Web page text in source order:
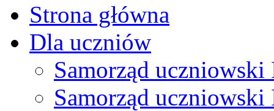
Strona główna
Dla uczniów
Samorząd
Samorząd